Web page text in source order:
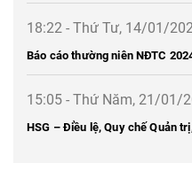
18:22 - Thứ Tư, 14/01/
Báo cáo thường niên NĐTC
15:05 - Thứ Năm, 21/01/
HSG – Điều lệ, Quy chế Quản